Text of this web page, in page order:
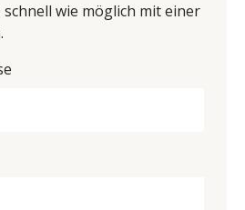
wie möglich mit einer